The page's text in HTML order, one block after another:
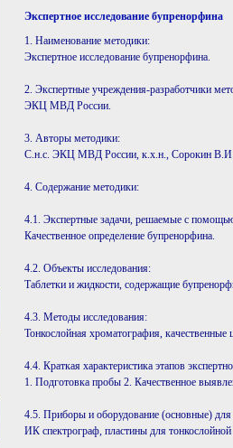
Экспертное исследование бупренорфина
1. Наименование методики:
Экспертное исследование бупренорфина.
2. Экспертные учреждения-разработчики
ЭКЦ МВД России.
3. Авторы методики:
С.н.с. ЭКЦ МВД России, к.х.н., Сорокин
4. Содержание методики:
4.1. Экспертные задачи, решаемые с
Качественное определение бупренорфина.
4.2. Объекты исследования:
Таблетки и жидкости, содержащие
4.3. Методы исследования:
Тонкослойная хроматография,
4.4. Краткая характеристика этапов
1. Подготовка пробы 2. Качественное
4.5. Приборы и оборудование (основные) для
ИК спектрограф, пластины для